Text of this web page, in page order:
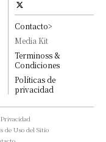
Contacto>
Media Kit
Terminoss &
Condiciones
Políticas de
privacidad
de Uso del Sitio